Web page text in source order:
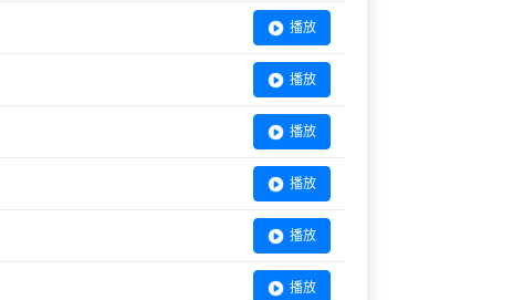
播放
播放
播放
播放
播放
播放